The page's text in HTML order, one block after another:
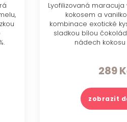
Lyofilizovaná
kokosem a
kombinace exotické
sladkou bílou
nádech kokosu
289
zobrazit